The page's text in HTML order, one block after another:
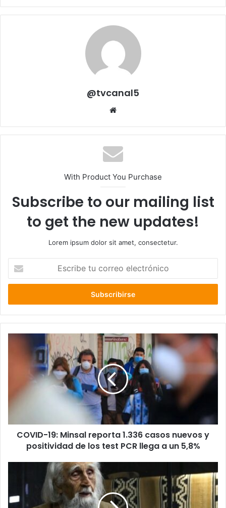
@tvcanal5
With Product You Purchase
Subscribe to our mailing list
to get the new updates!
Lorem ipsum dolor sit amet, consectetur.
correo
COVID-
casos
nuevos
positividad
un
COVID-19: Minsal reporta 1.336 casos nuevos y
positividad de los test PCR llega a un 5,8%
Poncho,